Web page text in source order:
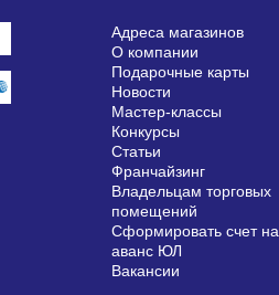
Адреса магазинов
О компании
Подарочные карты
Новости
Мастер-классы
Конкурсы
Статьи
Франчайзинг
Владельцам торговых
помещений
Сформировать счет на
аванс ЮЛ
Вакансии